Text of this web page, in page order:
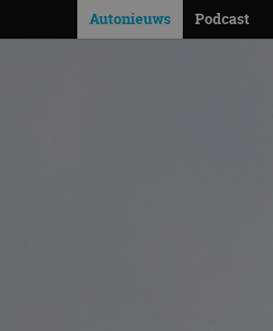
Autonieuws Podcast